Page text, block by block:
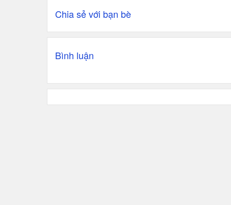
Chia sẻ với bạn bè
Bình luận